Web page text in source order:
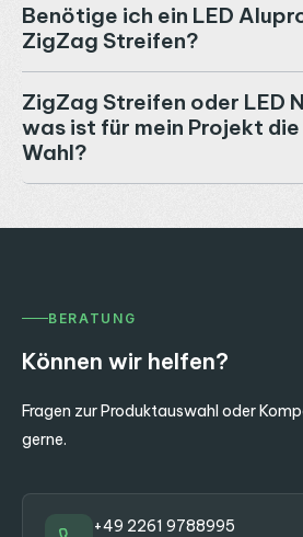
Benötige ich ein LED
ZigZag Streifen?
ZigZag Streifen oder LED
was ist für mein Projekt
Wahl?
BERATUNG
Können wir helfen?
Fragen zur Produktauswahl oder
gerne.
+49 2261 9788995